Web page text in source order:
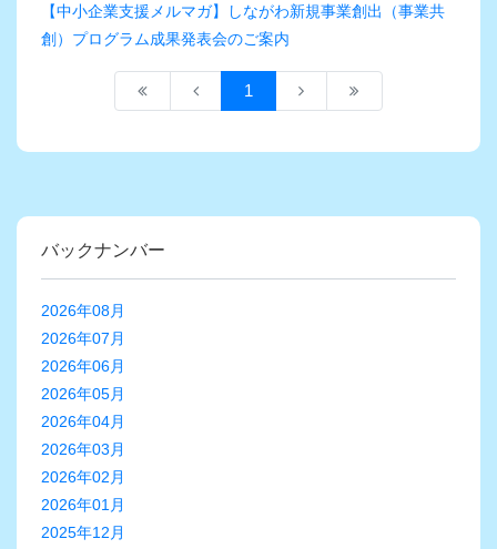
【中小企業支援メルマガ】しながわ新規事業創出（事業共
創）プログラム成果発表会のご案内
1
バックナンバー
2026年08月
2026年07月
2026年06月
2026年05月
2026年04月
2026年03月
2026年02月
2026年01月
2025年12月